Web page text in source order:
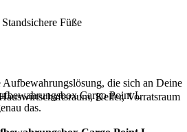
Füße
Keller, Vorratsraum
die sich an Deine
Cargo Point L
das.